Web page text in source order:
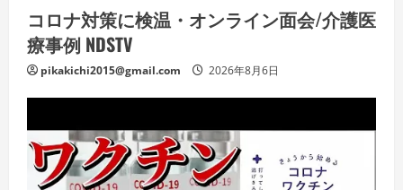
コロナ対策に検温・オンライン面会/介護医
療事例 NDSTV
pikakichi2015@gmail.com 2026年8月6日